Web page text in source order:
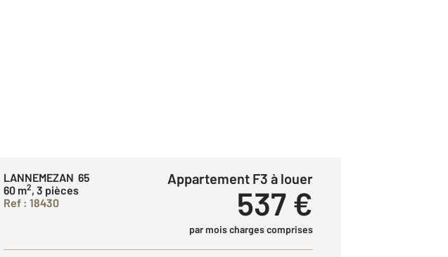
LANNEMEZAN 65
60 m2, 3 pièces
Ref : 18430
Appartement F3 à louer
537 €
par mois charges comprises